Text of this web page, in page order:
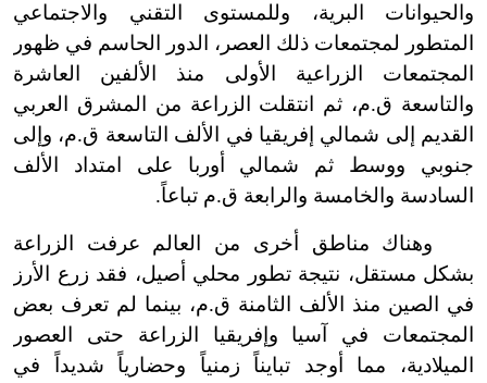
والحيوانات البرية، وللمستوى التقني والاجتماعي
المتطور لمجتمعات ذلك العصر، الدور الحاسم في ظهور
المجتمعات الزراعية الأولى منذ الألفين العاشرة
والتاسعة ق.م، ثم انتقلت الزراعة من المشرق العربي
القديم إلى شمالي إفريقيا في الألف التاسعة ق.م، وإلى
جنوبي ووسط ثم شمالي أوربا على امتداد الألف
السادسة والخامسة والرابعة ق.م تباعاً.
وهناك مناطق أخرى من العالم عرفت الزراعة
بشكل مستقل، نتيجة تطور محلي أصيل، فقد زرع الأرز
في الصين منذ الألف الثامنة ق.م، بينما لم تعرف بعض
المجتمعات في آسيا وإفريقيا الزراعة حتى العصور
الميلادية، مما أوجد تبايناً زمنياً وحضارياً شديداً في